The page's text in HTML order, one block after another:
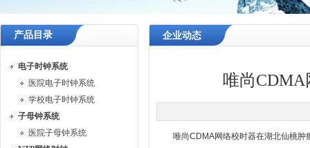
产品目录
电子时钟系统
医院电子时钟系统
学校电子时钟系统
子母钟系统
医院子母钟系统
企业动态
唯尚
唯尚CDMA网络校时器在湖北仙桃肿